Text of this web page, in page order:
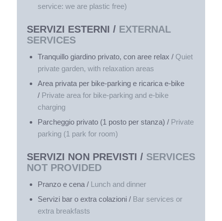
service: we are plastic free)
SERVIZI ESTERNI / EXTERNAL
SERVICES
Tranquillo giardino privato, con aree relax / Quiet
private garden, with relaxation areas
Area privata per bike-parking e ricarica e-bike
/ Private area for bike-parking and e-bike
charging
Parcheggio privato (1 posto per stanza) / Private
parking (1 park for room)
SERVIZI NON PREVISTI / SERVICES
NOT PROVIDED
Pranzo e cena / Lunch and dinner
Servizi bar o extra colazioni / Bar services or
extra breakfasts